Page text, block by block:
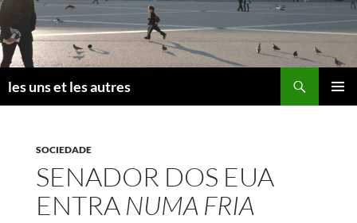
Skip
to
content
les uns et les autres
SOCIEDADE
SENADOR DOS EUA
ENTRANUMA FRIA